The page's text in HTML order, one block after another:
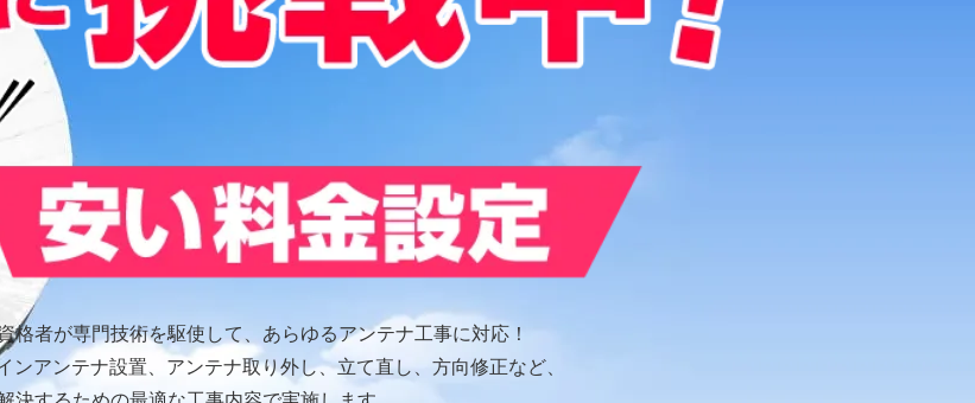
格者が専門技術を駆使して、あらゆるアンテナ工事に対応！
ンアンテナ設置、アンテナ取り外し、立て直し、方向修正など、